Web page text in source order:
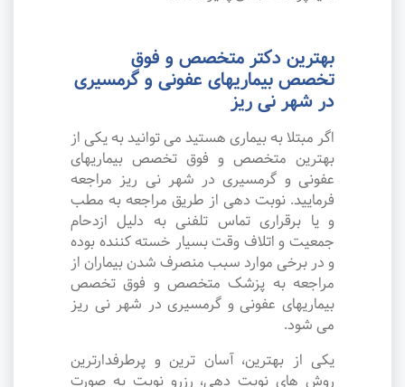
بهترین دکتر متخصص و فوق
تخصص بیماریهای عفونی و گرمسیری
در شهر نی ریز
اگر مبتلا به بیماری هستید می توانید به یکی از
بهترین متخصص و فوق تخصص بیماریهای
عفونی و گرمسیری در شهر نی ریز مراجعه
فرمایید. نوبت دهی از طریق مراجعه به مطب
و یا برقراری تماس تلفنی به دلیل ازدحام
جمعیت و اتلاف وقت بسیار خسته کننده بوده
و در برخی موارد سبب منصرف شدن بیماران از
مراجعه به پزشک متخصص و فوق تخصص
بیماریهای عفونی و گرمسیری در شهر نی ریز
می شود.
یکی از بهترین، آسان ترین و پرطرفدارترین
روش های نوبت دهی، رزرو نوبت به صورت